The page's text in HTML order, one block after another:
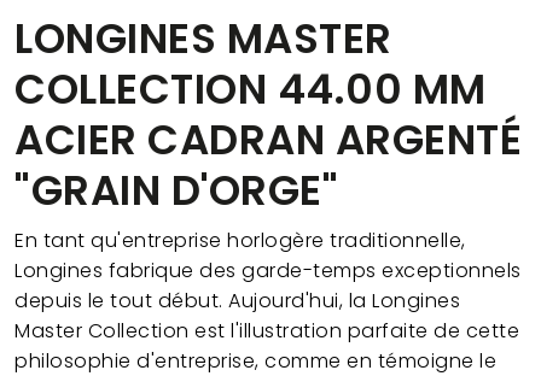
LONGINES MASTER
COLLECTION 44.00 MM
ACIER CADRAN ARGENTÉ
"GRAIN D'ORGE"
En tant qu'entreprise horlogère traditionnelle,
Longines fabrique des garde-temps exceptionnels
depuis le tout début. Aujourd'hui, la Longines
Master Collection est l'illustration parfaite de cette
philosophie d'entreprise, comme en témoigne le